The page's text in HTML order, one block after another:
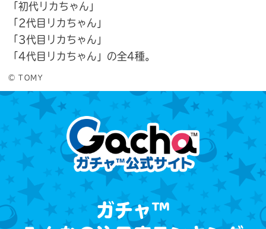
「初代リカちゃん」
「2代目リカちゃん」
「3代目リカちゃん」
「4代目リカちゃん」の全4種。
© ＴＯＭＹ
ガチャ™